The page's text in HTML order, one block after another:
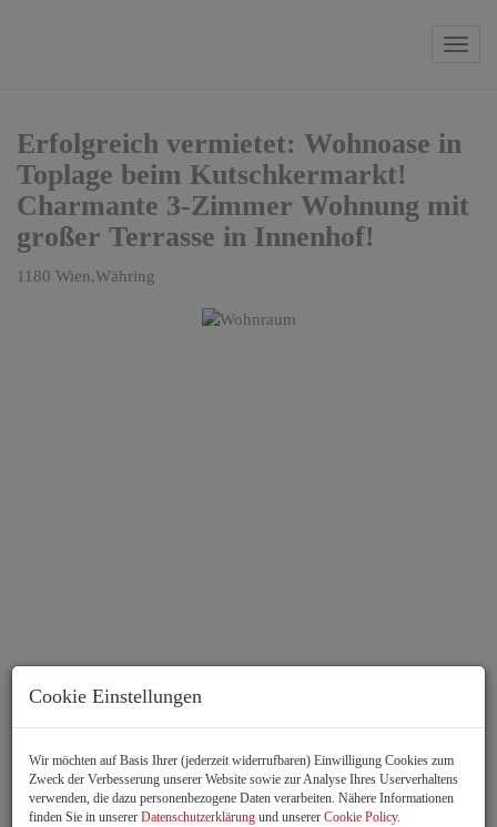
Erfolgreich vermietet: Wohnoase in
Toplage beim Kutschkermarkt!
Charmante 3-Zimmer Wohnung mit
großer Terrasse in Innenhof!
1180 Wien,Währing
Wohnraum
Cookie Einstellungen
Wir möchten auf Basis Ihrer (jederzeit widerrufbaren) Einwilligung Cookies zum
Zweck der Verbesserung unserer Website sowie zur Analyse Ihres Userverhaltens
verwenden, die dazu personenbezogene Daten verarbeiten. Nähere Informationen
finden Sie in unserer Datenschutzerklärung und unserer Cookie Policy.